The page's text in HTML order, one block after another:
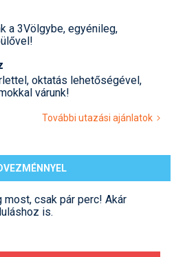
a 3Völgybe, egyénileg,
oktatás lehetőségével,
várunk!
További utazási ajánlatok
most, csak pár perc! Akár
is.